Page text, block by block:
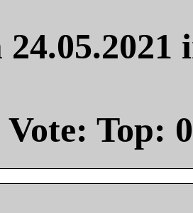
Vote: Top: 0